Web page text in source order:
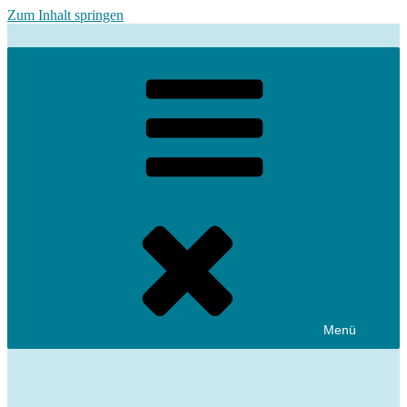
Zum Inhalt springen
Menü